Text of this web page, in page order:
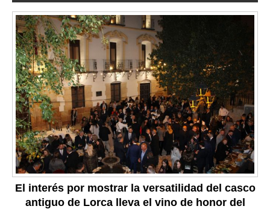
El interés por mostrar la versatilidad del casco
antiguo de Lorca lleva el vino de honor del